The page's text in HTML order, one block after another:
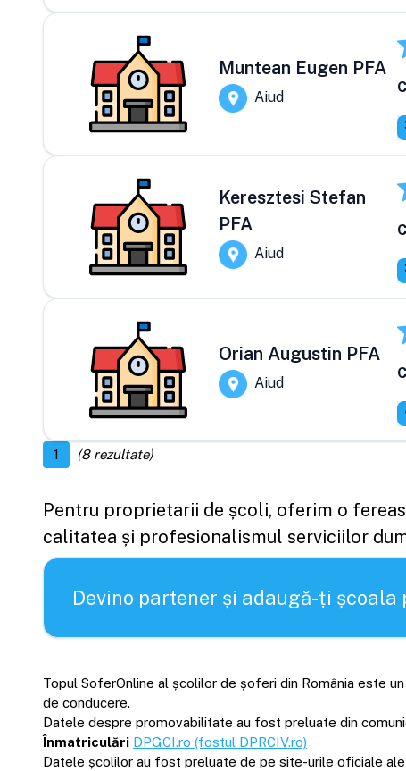
Muntean Eugen PFA
Aiud
Keresztesi Stefan
PFA
Aiud
Orian Augustin PFA
Aiud
1 (8rezultate)
Pentru proprietarii de școli, oferim o
calitatea și profesionalismul serviciilor
Devino partener și adaugă-ți școala
Topul SoferOnline al școlilor de șoferi din România este
de conducere.
Datele despre promovabilitate au fost preluate din
Înmatriculări DPGCI.ro (fostul DPRCIV.ro)
Datele școlilor au fost preluate de pe site-urile oficiale